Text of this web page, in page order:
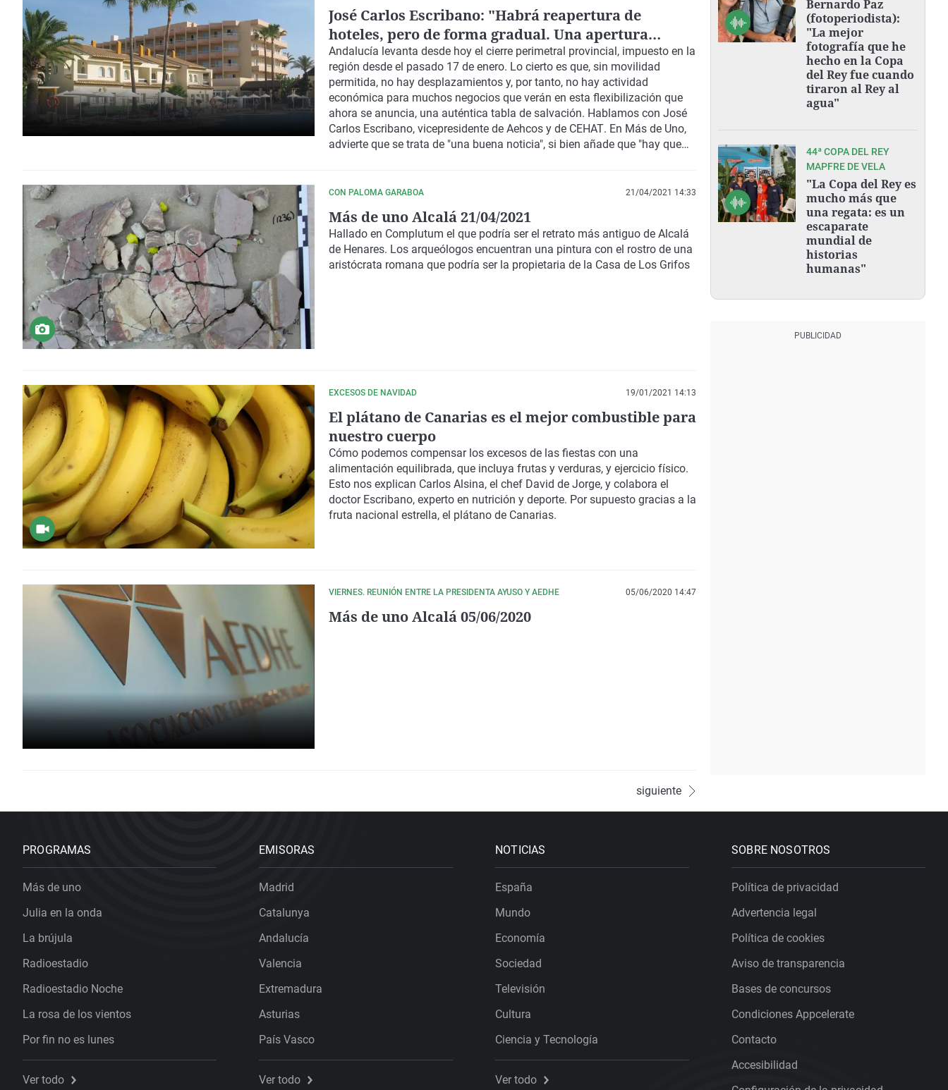
José Carlos Escribano: "Habrá reapertura de
hoteles, pero de forma gradual. Una apertura
fallida puede comprometer la solvencia y la
viabilidad del establecimiento a medio plazo"
Andalucía levanta desde hoy el cierre perimetral provincial, impuesto en la
región desde el pasado 17 de enero. Lo cierto es que, sin movilidad
permitida, no hay desplazamientos y, por tanto, no hay actividad
económica para muchos negocios que verán en esta flexibilización que
ahora se anuncia, una auténtica tabla de salvación. Hablamos con José
Carlos Escribano, vicepresidente de Aehcos y de CEHAT. En Más de Uno,
advierte que se trata de "una buena noticia", si bien añade que "hay que
aperturas, pero a un ritmo suave".
CON PALOMA GARABOA 21/04/2021 14:33
Más de uno Alcalá 21/04/2021
Hallado en Complutum el que podría ser el retrato más antiguo de Alcalá
de Henares. Los arqueólogos encuentran una pintura con el rostro de una
aristócrata romana que podría ser la propietaria de la Casa de Los Grifos
EXCESOS DE NAVIDAD 19/01/2021 14:13
El plátano de Canarias es el mejor combustible para
nuestro cuerpo
Cómo podemos compensar los excesos de las fiestas con una
alimentación equilibrada, que incluya frutas y verduras, y ejercicio físico.
Esto nos explican Carlos Alsina, el chef David de Jorge, y colabora el
doctor Escribano, experto en nutrición y deporte. Por supuesto gracias a la
fruta nacional estrella, el plátano de Canarias.
VIERNES. REUNIÓN ENTRE LA PRESIDENTA AYUSO Y AEDHE 05/06/2020 14:47
Más de uno Alcalá 05/06/2020
siguiente
Bernardo Paz
(fotoperiodista):
"La mejor
fotografía que he
hecho en la Copa
del Rey fue cuando
tiraron al Rey al
agua"
44ª COPA DEL REY
MAPFRE DE VELA
"La Copa del Rey es
mucho más que
una regata: es un
escaparate
mundial de
historias
humanas"
PROGRAMAS
Más de uno
Julia en la onda
La brújula
Radioestadio
Radioestadio Noche
La rosa de los vientos
Por fin no es lunes
Ver todo
EMISORAS
Madrid
Catalunya
Andalucía
Valencia
Extremadura
Asturias
País Vasco
Ver todo
NOTICIAS
España
Mundo
Economía
Sociedad
Televisión
Cultura
Ciencia y Tecnología
Ver todo
SOBRE NOSOTROS
Política de privacidad
Advertencia legal
Política de cookies
Aviso de transparencia
Bases de concursos
Condiciones Appcelerate
Contacto
Accesibilidad